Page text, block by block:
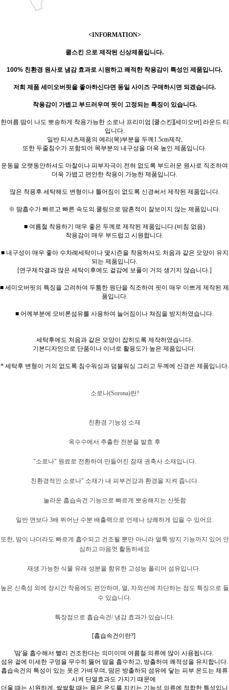
<INFORMATION>
쿨스킨 으로 제작된 신상제품입니다.
100% 친환경 원사로 냄감 효과로 시원하고 쾌적한 착용감이 특성인 제품입니다.
저희 제품 세미오버핏을 좋아하신다면 동일 사이즈 구매하시면 되겠습니다.
착용감이 가볍고 부드러우며 핏이 고정되는 특징이 있습니다.
한여름 땀이 나도 뽀송하게 착용가능한 소로나 프리미엄 [쿨스킨][세미오버] 라운드 티
입니다.
일반 티셔츠제품의 에리(목)부분을 두께1.5cm제작,
또한 두줄침수가 포함되어 목부분의 내구성을 더욱 높인 제품입니다.
운동을 오랫동안하셔도 마찰이나 피부자극이 전혀 없도록 부드러운 원사로 직조하여
더욱 가볍고 편안한 착용이 가능한 제품입니다.
많은 착용후 세탁해도 변형이나 틀어짐이 없도록 신경써서 제작된 제품입니다.
※ 땀흡수가 빠르고 빠른 속도의 쿨링으로 땀흔적이 잘보이지 않는 제품입니다.
■ 여름철 착용하기 매우 좋은 두께로 제작된 제품입니다.(비침 없음)
착용감이 매우 부드럽고 시원합니다.
■ 내구성이 매우 좋아 수차례세탁이나 몇시즌을 착용하셔도 처음과 같은 모양이 유지
되는 제품입니다.
[연구제작결과 많은 세탁이후에도 겉감에 보풀이 거의 생기지 않습니다.]
■ 세미오버핏의 특징을 고려하여 두툼한 원단을 직조하여 핏이 매우 이쁘게 제작된 제
품입니다.
■ 어께부분에 모비론섬유를 사용하여 늘어짐이나 쳐짐을 방지하였습니다.
세탁후에도 처음과 같은 모양이 잡히도록 제작하였습니다.
기본디자인으로 단품이나 이너로 활용도가 높은 제품입니다.
* 세탁후 변형이 거의 없도록 침수워싱과 덤블워싱 그리고 두께에 신경쓴 제품입니다.
소로나(Sorona)란?
친환경 기능성 소재
옥수수에서 추출한 전분을 발효 후
"소로나" 원료로 전환하여 만들어진 잠재 권축사 소재입니다.
친환경적인 소로나" 소재가 내 피부건강과 환경을 지켜 줍니다.
놀라운 흡습속건 기능으로 빠르게 뽀송해지는 산뜻함
일반 면보다 3배 뛰어난 수분 배출력으로 언제나 상쾌하게 입을 수 있어요.
또한, 땀이 나더라도 빠르게 흡수되고 건조될 뿐만 아니라 얼룩 방지 기능까지 있어 안
심하고 마음껏 활동하세요
재생 가능한 식물 유래 성분을 함유한 고성능 폴리머 섬유입니다.
높은 신축성 외에 장시간 착용에도 편안하며, 열, 자외선에 차단하는 점도 특징으로 들
수 있습니다.
특장점으로 흡습속건/ 냉감 효과가 있습니다.
[흡습속건이란?]
'땀'을 흡수해서 빨리 건조한다는 의미이며 여름철 의류에 많이 사용됩니다.
섬유 겉에 미세한 구멍을 무수히 뚫어 땀을 흡수하고, 방출하여 쾌적성을 유지합니다.
흡습속건의 특성이 있는 옷은 가벼우며, 땀은 방출하되 섬유에 닿는 피부 온도는 체류
시켜 단열효과도 가지기 때문에
더울 때는 시원하게, 쌀쌀할 때는 몸은 온도를 지키는 기능성 의류에 적합한 특성입니